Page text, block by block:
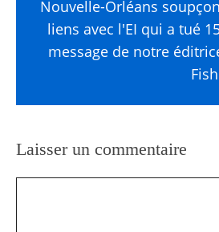
Nouvelle-Orléans
liens avec l'EI qui a tué
message de notre
Laisser un commentaire